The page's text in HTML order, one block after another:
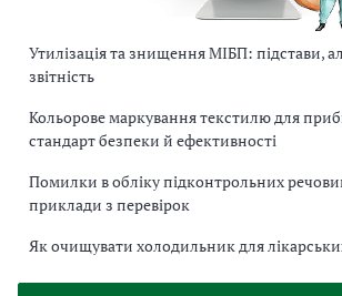
Утилізація та знищення МІБП: підстави,
звітність
Кольорове маркування текстилю для
стандарт безпеки й ефективності
Помилки в обліку підконтрольних
приклади з перевірок
Як очищувати холодильник для